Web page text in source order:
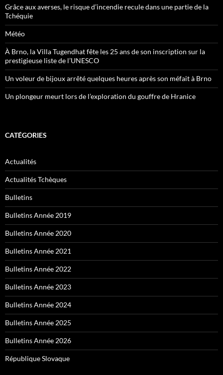
Grâce aux averses, le risque d’incendie recule dans une partie de la
Tchéquie
Météo
À Brno, la Villa Tugendhat fête les 25 ans de son inscription sur la
prestigieuse liste de l’UNESCO
Un voleur de bijoux arrêté quelques heures après son méfait à Brno
Un plongeur meurt lors de l’exploration du gouffre de Hranice
CATÉGORIES
Actualités
Actualités Tchèques
Bulletins
Bulletins Année 2019
Bulletins Année 2020
Bulletins Année 2021
Bulletins Année 2022
Bulletins Année 2023
Bulletins Année 2024
Bulletins Année 2025
Bulletins Année 2026
République Slovaque